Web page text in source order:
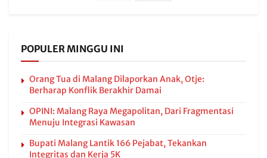
POPULER MINGGU INI
Orang Tua di Malang Dilaporkan Anak, Otje:
Berharap Konflik Berakhir Damai
OPINI: Malang Raya Megapolitan, Dari Fragmentasi
Menuju Integrasi Kawasan
Bupati Malang Lantik 166 Pejabat, Tekankan
Integritas dan Kerja 5K